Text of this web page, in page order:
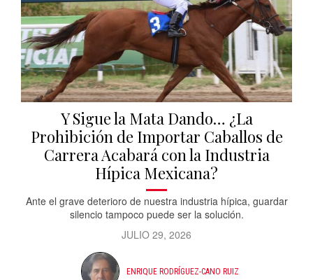
Y Sigue la Mata Dando… ¿La
Prohibición de Importar Caballos de
Carrera Acabará con la Industria
Hípica Mexicana?
Ante el grave deterioro de nuestra industria hípica, guardar
silencio tampoco puede ser la solución.
JULIO 29, 2026
ENRIQUE RODRÍGUEZ-CANO RUIZ